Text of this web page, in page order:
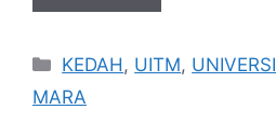
Categories
KEDAH, UITM,
MARA